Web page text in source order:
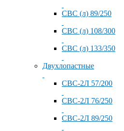
СВС (л) 89/250
СВС (л) 108/300
СВС (л) 133/350
Двухлопастные
СВС-2Л 57/200
СВС-2Л 76/250
СВС-2Л 89/250